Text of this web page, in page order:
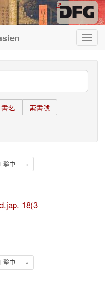
書名 索書號
擊中 »
18(3
擊中 »